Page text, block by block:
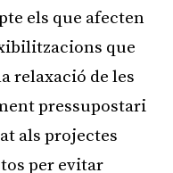
els que afecten
que
relaxació de les
pressupostari
als projectes
per evitar